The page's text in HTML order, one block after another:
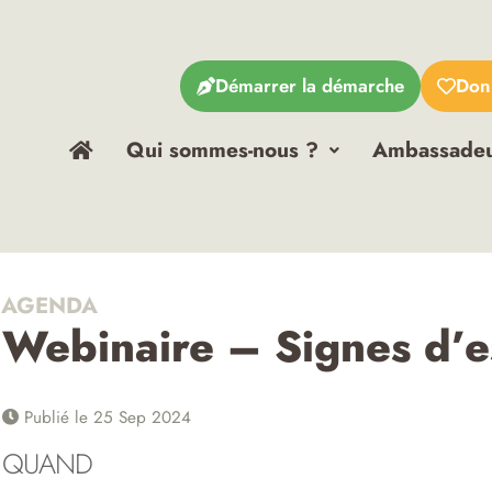
Démarrer la démarche
Qui sommes-nous ?
AGENDA
Webinaire – Signes
Publié le 25 Sep 2024
QUAND